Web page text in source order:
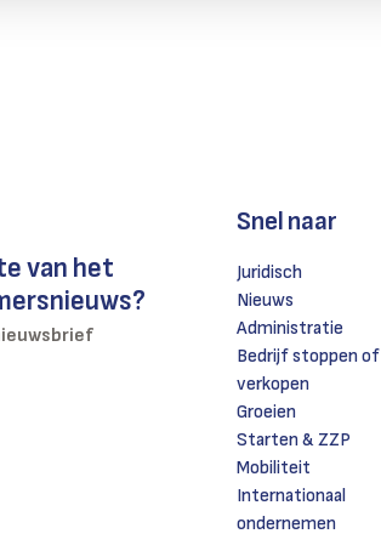
van het
Snel naar
Juridisch
Nieuws
Administratie
Bedrijf stoppen of
verkopen
Groeien
Starten & ZZP
Mobiliteit
Internationaal
ondernemen